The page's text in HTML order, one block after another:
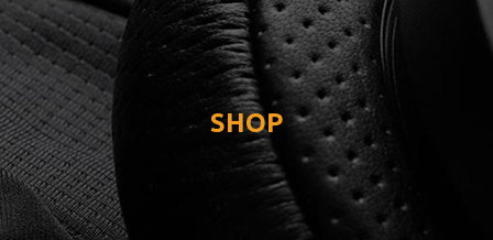
SHOP